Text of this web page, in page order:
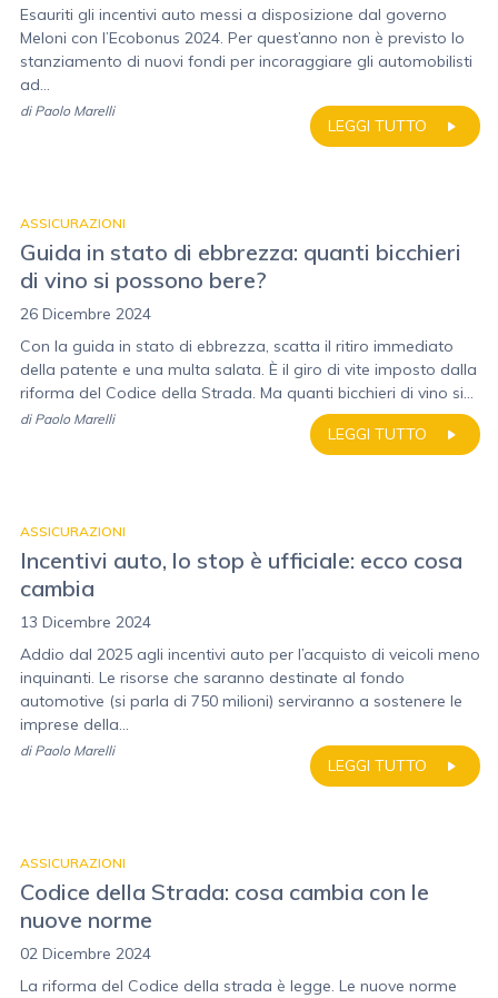
Esauriti gli incentivi auto messi a disposizione dal governo
Meloni con l’Ecobonus 2024. Per quest’anno non è previsto lo
stanziamento di nuovi fondi per incoraggiare gli automobilisti
ad...
LEGGI TUTTO
di Paolo Marelli
ASSICURAZIONI
Guida in stato di ebbrezza: quanti bicchieri
di vino si possono bere?
26 Dicembre 2024
Con la guida in stato di ebbrezza, scatta il ritiro immediato
della patente e una multa salata. È il giro di vite imposto dalla
riforma del Codice della Strada. Ma quanti bicchieri di vino si...
LEGGI TUTTO
di Paolo Marelli
ASSICURAZIONI
Incentivi auto, lo stop è ufficiale: ecco cosa
cambia
13 Dicembre 2024
Addio dal 2025 agli incentivi auto per l’acquisto di veicoli meno
inquinanti. Le risorse che saranno destinate al fondo
automotive (si parla di 750 milioni) serviranno a sostenere le
imprese della...
LEGGI TUTTO
di Paolo Marelli
ASSICURAZIONI
Codice della Strada: cosa cambia con le
nuove norme
02 Dicembre 2024
La riforma del Codice della strada è legge. Le nuove norme